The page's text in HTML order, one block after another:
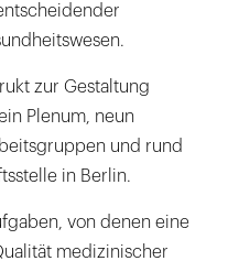
zur Gestaltung
Plenum, neun
und rund
in Berlin.
von denen eine
medizinischer